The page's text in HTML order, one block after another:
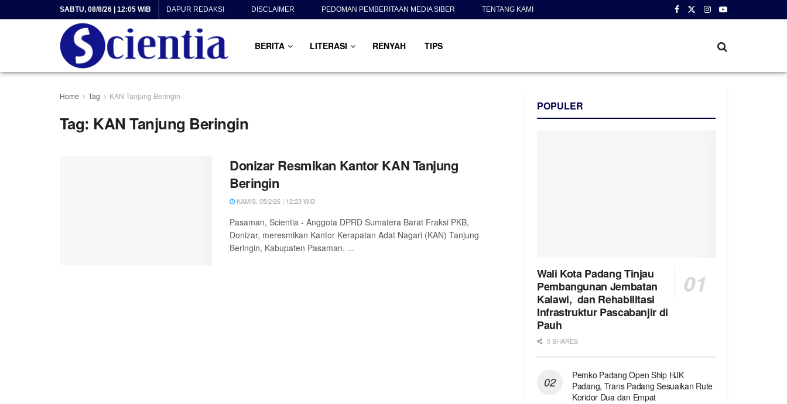
SABTU, 08/8/26 | 12:05 WIB DAPUR REDAKSI DISCLAIMER PEDOMAN PEMBERITAAN MEDIA SIBER TENTANG KAMI
BERITA LITERASI RENYAH TIPS
Home Tag KAN Tanjung Beringin
Tag: KAN Tanjung Beringin
Donizar Resmikan Kantor KAN Tanjung
Beringin
KAMIS, 05/2/26 | 12:23 WIB
Pasaman, Scientia - Anggota DPRD Sumatera Barat Fraksi PKB,
Donizar, meresmikan Kantor Kerapatan Adat Nagari (KAN) Tanjung
Beringin, Kabupaten Pasaman, ...
POPULER
Wali Kota Padang Tinjau
Pembangunan Jembatan
Kalawi, dan Rehabilitasi
Infrastruktur Pascabanjir di
Pauh
0 SHARES
Pemko Padang Open Ship HJK
Padang, Trans Padang Sesuaikan Rute
Koridor Dua dan Empat